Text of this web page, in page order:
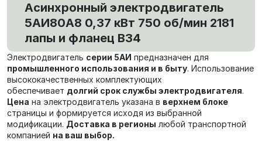
Асинхронный электродвигатель
5АИ80А8 0,37 кВт 750 об/мин 2181
лапы и фланец В34
Электродвигатель серии 5АИ предназначен для
промышленного использования и в быту. Использование
высококачественных комплектующих
обеспечивает долгий срок службы электродвигателя.
Цена на электродвигатель указана в верхнем блоке
страницы и формируется исходя из выбранной
модификации. Доставка в регионы любой транспортной
компанией на ваш выбор.